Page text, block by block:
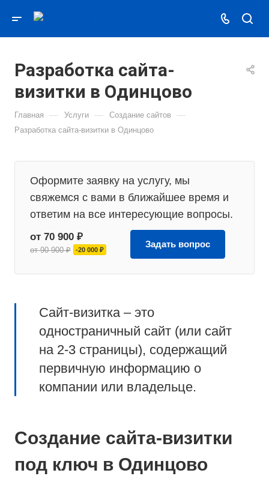
Разработка сайта-
визитки в Одинцово
Главная — Услуги — Создание сайтов —
Разработка сайта-визитки в Одинцово
Оформите заявку на услугу, мы
свяжемся с вами в ближайшее время и
ответим на все интересующие вопросы.
от 70 900 ₽
от 90 900 ₽ -20 000 ₽
Задать вопрос
Сайт-визитка – это
одностраничный сайт (или сайт
на 2-3 страницы), содержащий
первичную информацию о
компании или владельце.
Создание сайта-визитки
под ключ в Одинцово